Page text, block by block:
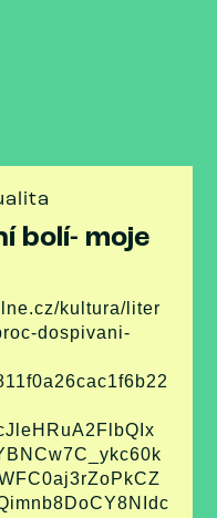
bolí- moje
kultura/liter
dospivani-